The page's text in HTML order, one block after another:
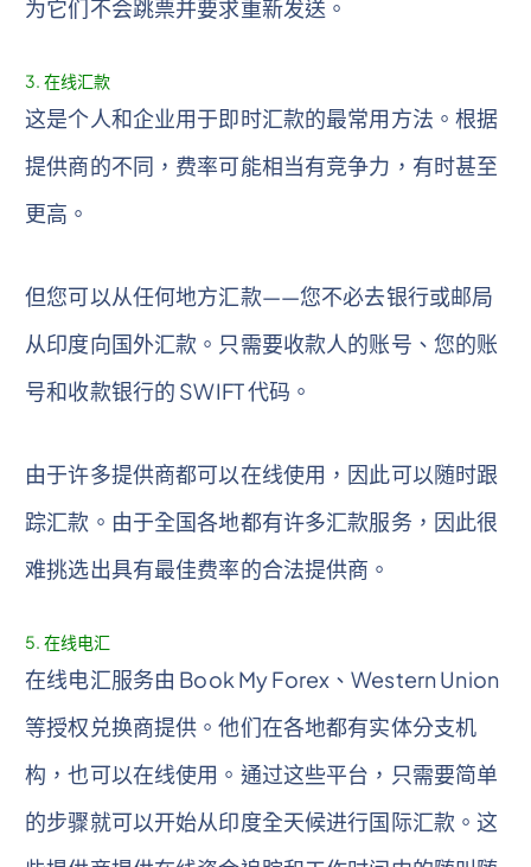
为​​它们不会跳票并要求重新发送。
3. 在线汇款
这是个人和企业用于即时汇款的最常用方法。根据
提供商的不同，费率可能相当有竞争力，有时甚至
更高。
但您可以从任何地方汇款——您不必去银行或邮局
从印度向国外汇款。只需要收款人的账号、您的账
号和收款银行的 SWIFT 代码。
由于许多提供商都可以在线使用，因此可以随时跟
踪汇款。由于全国各地都有许多汇款服务，因此很
难挑选出具有最佳费率的合法提供商。
5. 在线电汇
在线电汇服务由 Book My Forex、Western Union
等授权兑换商提供。他们在各地都有实体分支机
构，也可以在线使用。通过这些平台，只需要简单
的步骤就可以开始从印度全天候进行国际汇款。这